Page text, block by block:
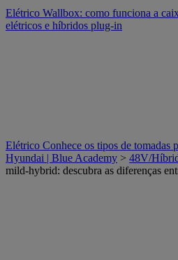
Elétrico Wallbox: como funciona a
elétricos e híbridos plug-in
Elétrico Conhece os tipos de tomadas
Hyundai | Blue Academy > 48V/
mild-hybrid: descubra as diferenças